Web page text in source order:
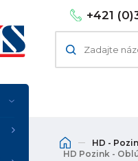
+421
HD -
HD Pozink -